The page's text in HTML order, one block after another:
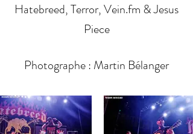
Hatebreed, Terror, Vein.fm & Jesus
Piece
Photographe : Martin Bélanger